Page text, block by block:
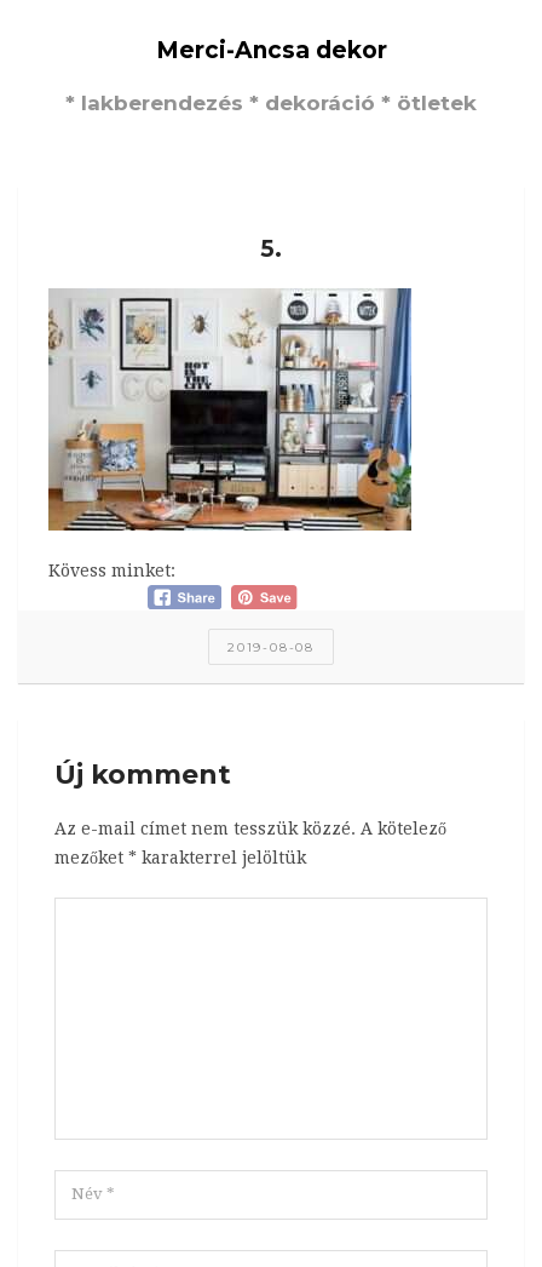
Merci-Ancsa dekor
* lakberendezés * dekoráció * ötletek
5.
Kövess minket:
2019-08-08
Új komment
Az e-mail címet nem tesszük közzé. A kötelező
mezőket * karakterrel jelöltük